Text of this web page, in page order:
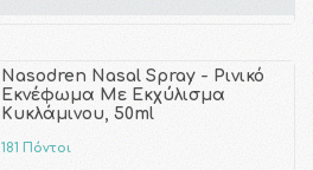
Nasodren Nasal Spray - Ρινικό
Εκνέφωμα Με Εκχύλισμα
Κυκλάμινου, 50ml
181 Πόντοι